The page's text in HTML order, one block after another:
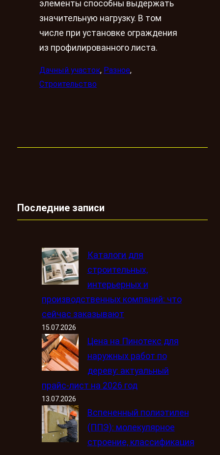
элементы способны выдержать
значительную нагрузку. В том
числе при установке ограждения
из профилированного листа.
Дачный участок, Разное
Строительство
Последние записи
Каталоги для
строительных,
интерьерных и
производственных компаний: что
сейчас заказывают
15.07.2026
Цена на Пинотекс для
наружных работ по
дереву: актуальный
прайс-лист на 2026 год
13.07.2026
Вспененный полиэтилен
(ППЭ): молекулярное
строение, классификация